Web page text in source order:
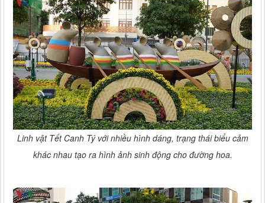
Linh vật Tết Canh Tý với nhiều hình dáng, trạng thái biểu cảm
khác nhau tạo ra hình ảnh sinh động cho đường hoa.